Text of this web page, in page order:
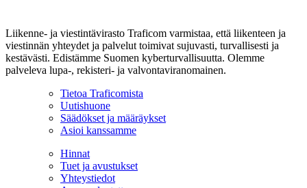
Liikenne- ja viestintävirasto Traficom varmistaa, että liikenteen ja
viestinnän yhteydet ja palvelut toimivat sujuvasti, turvallisesti ja
kestävästi. Edistämme Suomen kyberturvallisuutta. Olemme
palveleva lupa-, rekisteri- ja valvontaviranomainen.
Tietoa Traficomista
Uutishuone
Säädökset ja määräykset
Asioi kanssamme
Hinnat
Tuet ja avustukset
Yhteystiedot